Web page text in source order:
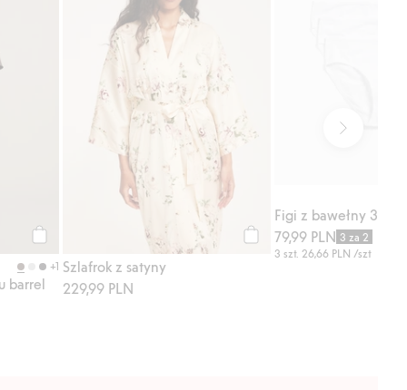
+1
barrel
Szlafrok z satyny
229,99 PLN
Figi z bawełny 3-
79,99 PLN 3 za 2
3 szt. 26,66 PLN /szt